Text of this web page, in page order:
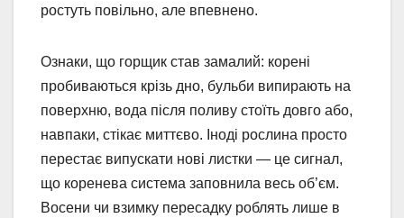
ростуть повільно, але впевнено.
Ознаки, що горщик став замалий: корені
пробиваються крізь дно, бульби випирають на
поверхню, вода після поливу стоїть довго або,
навпаки, стікає миттєво. Іноді рослина просто
перестає випускати нові листки — це сигнал,
що коренева система заповнила весь об’єм.
Восени чи взимку пересадку роблять лише в